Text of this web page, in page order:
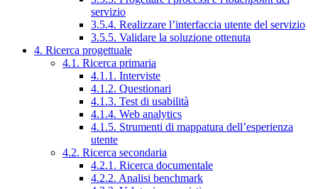
servizio
3.5.4. Realizzare l’interfaccia utente del servizio
3.5.5. Validare la soluzione ottenuta
4. Ricerca progettuale
4.1. Ricerca primaria
4.1.1. Interviste
4.1.2. Questionari
4.1.3. Test di usabilità
4.1.4. Web analytics
4.1.5. Strumenti di mappatura dell’esperienza
utente
4.2. Ricerca secondaria
4.2.1. Ricerca documentale
4.2.2. Analisi benchmark